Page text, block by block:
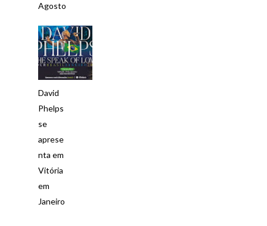
Agosto
David
Phelps
se
aprese
nta em
Vitória
em
Janeiro